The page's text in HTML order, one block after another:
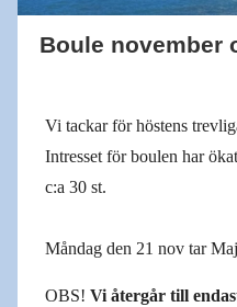
Boule november
Vi tackar för höstens
Intresset för boulen har
c:a 30 st.
Måndag den 21 nov tar
OBS! Vi återgår till